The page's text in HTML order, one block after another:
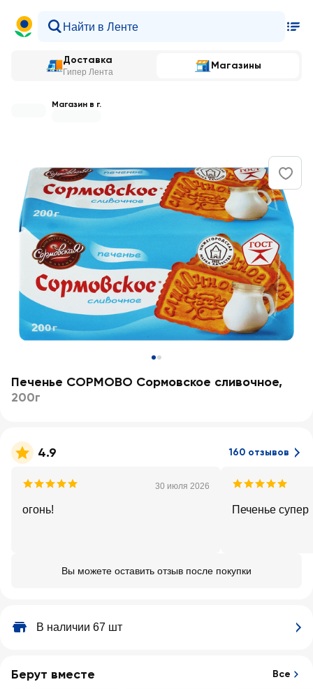
Доставка
Гипер Лента
Магазины
Магазин в г.
Печенье СОРМОВО Сормовское сливочное,
200г
4.9 160 отзывов
30 июля 2026
огонь! Печенье супер
Вы можете оставить отзыв после покупки
В наличии 67 шт
Берут вместе Все